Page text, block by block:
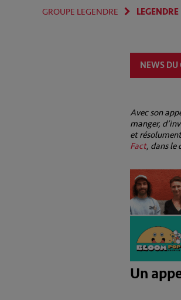
GROUPE LEGENDRE
NEWS DU
Avec son
manger,
et
Fact, dans le
Un